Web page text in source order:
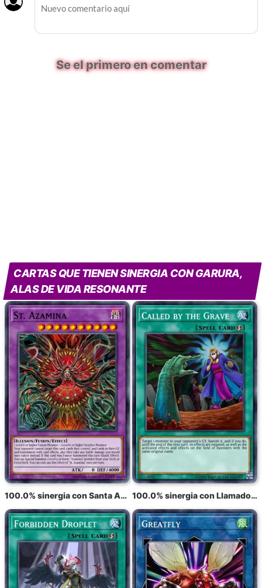
Se el primero en comentar
CARTAS QUE TIENEN SINERGIA CON GARURA,
ALAS DE VIDA RESONANTE
100.0% sinergia con Santa Azamina 100.0% sinergia con Llamado por la tumba